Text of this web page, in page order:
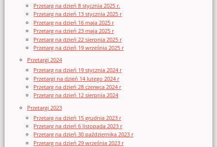
Przetarg na dzień 8 stycznia 2025 r.
Przetarg na dzień 13 stycznia 2025 r
Przetarg na dzień 16 maja 2025 r
Przetarg na dzień 23 maja 2025 r
Przetarg na dzień 22 sierpnia 2025 r
Przetarg na dzień 19 września 2025 r
Przetargi 2024
Przetarg na dzień 19 stycznia 2024 r
Przetargi na dzień 14 lutego 2024 r
Przetarg na dzień 28 czerwca 2024 r
Przetarg na dzień 12 sierpnia 2024
Przetargi 2023
Przetarg na dzień 15 grudnia 2023 r
Przetarg na dzień 6 listopada 2023 r
Przetarg na dzień 30 października 2023 r
Przetarg na dzień 29 września 2023 r